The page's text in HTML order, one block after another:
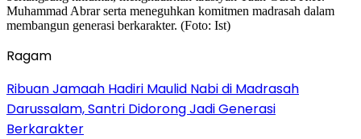
Ragam
Ribuan Jamaah Hadiri Maulid Nabi di Madrasah
Darussalam, Santri Didorong Jadi Generasi
Berkarakter